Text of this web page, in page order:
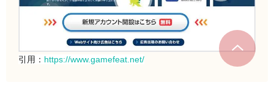
引用： https://www.gamefeat.net/